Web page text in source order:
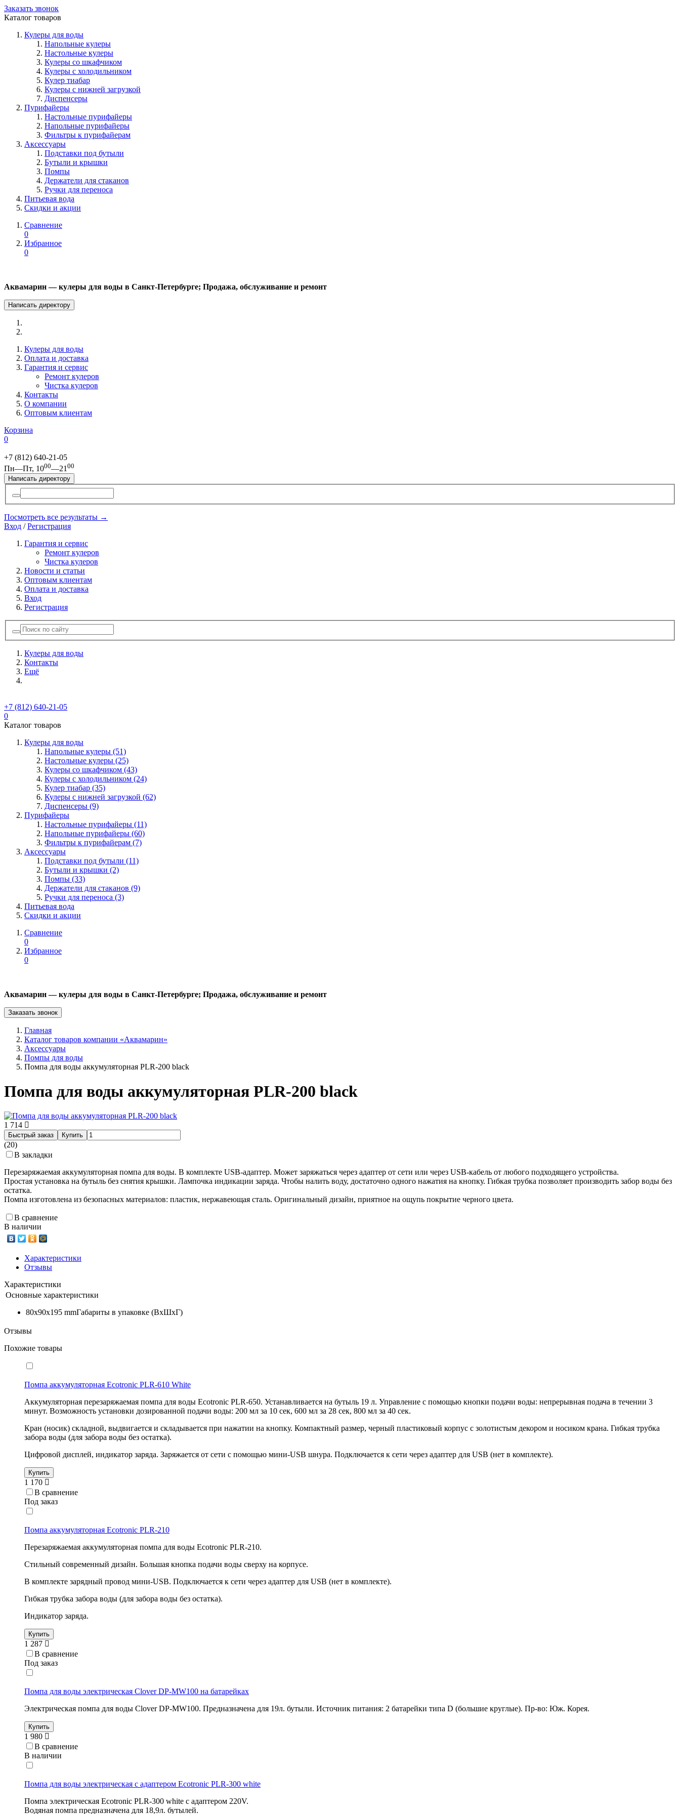
Заказать звонок
Каталог товаров
Кулеры для воды
Напольные кулеры
Настольные кулеры
Кулеры со шкафчиком
Кулеры с холодильником
Кулер тиабар
Кулеры с нижней загрузкой
Диспенсеры
Пурифайеры
Настольные пурифайеры
Напольные пурифайеры
Фильтры к пурифайерам
Аксессуары
Подставки под бутыли
Бутыли и крышки
Помпы
Держатели для стаканов
Ручки для переноса
Питьевая вода
Скидки и акции
Сравнение
0
Избранное
0
Аквамарин — кулеры для воды в Санкт-Петербурге; Продажа, обслуживание и ремонт
Написать директору
Кулеры для воды
Оплата и доставка
Гарантия и сервис
Ремонт кулеров
Чистка кулеров
Контакты
О компании
Оптовым клиентам
Корзина
0
+7 (812) 640-21-05
Пн—Пт, 1000—21 00
Написать директору
Посмотреть все результаты →
Вход /Регистрация
Гарантия и сервис
Ремонт кулеров
Чистка кулеров
Новости и статьи
Оптовым клиентам
Оплата и доставка
Вход
Регистрация
Кулеры для воды
Контакты
Ещё
+7 (812) 640-21-05
0
Каталог товаров
Кулеры для воды
Напольные кулеры (51)
Настольные кулеры (25)
Кулеры со шкафчиком (43)
Кулеры с холодильником (24)
Кулер тиабар (35)
Кулеры с нижней загрузкой (62)
Диспенсеры (9)
Пурифайеры
Настольные пурифайеры (11)
Напольные пурифайеры (60)
Фильтры к пурифайерам (7)
Аксессуары
Подставки под бутыли (11)
Бутыли и крышки (2)
Помпы (33)
Держатели для стаканов (9)
Ручки для переноса (3)
Питьевая вода
Скидки и акции
Сравнение
0
Избранное
0
Аквамарин — кулеры для воды в Санкт-Петербурге; Продажа, обслуживание и ремонт
Заказать звонок
Главная
Каталог товаров компании «Аквамарин»
Аксессуары
Помпы для воды
Помпа для воды аккумуляторная PLR-200 black
Помпа для воды аккумуляторная PLR-200 black
1 714
Быстрый заказ Купить
(20)
В закладки
Перезаряжаемая аккумуляторная помпа для воды. В комплекте USB-адаптер. Может заряжаться через адаптер от сети или через USB-кабель от любого подходящего устройства.
Простая установка на бутыль без снятия крышки. Лампочка индикации заряда. Чтобы налить воду, достаточно одного нажатия на кнопку. Гибкая трубка позволяет производить забор воды без
остатка.
Помпа изготовлена из безопасных материалов: пластик, нержавеющая сталь. Оригинальный дизайн, приятное на ощупь покрытие черного цвета.
В сравнение
В наличии
Характеристики
Отзывы
Характеристики
Основные характеристики
80x90x195 mmГабариты в упаковке (ВxШxГ)
Отзывы
Похожие товары
Помпа аккумуляторная Ecotronic PLR-610 White
Аккумуляторная перезаряжаемая помпа для воды Ecotronic PLR-650. Устанавливается на бутыль 19 л. Управление с помощью кнопки подачи воды: непрерывная подача в течении 3
минут. Возможность установки дозированной подачи воды: 200 мл за 10 сек, 600 мл за 28 сек, 800 мл за 40 сек.
Кран (носик) складной, выдвигается и складывается при нажатии на кнопку. Компактный размер, черный пластиковый корпус с золотистым декором и носиком крана. Гибкая трубка
забора воды (для забора воды без остатка).
Цифровой дисплей, индикатор заряда. Заряжается от сети с помощью мини-USB шнура. Подключается к сети через адаптер для USB (нет в комплекте).
Купить
1 170
В сравнение
Под заказ
Помпа аккумуляторная Ecotronic PLR-210
Перезаряжаемая аккумуляторная помпа для воды Ecotronic PLR-210.
Стильный современный дизайн. Большая кнопка подачи воды сверху на корпусе.
В комплекте зарядный провод мини-USB. Подключается к сети через адаптер для USB (нет в комплекте).
Гибкая трубка забора воды (для забора воды без остатка).
Индикатор заряда.
Купить
1 287
В сравнение
Под заказ
Помпа для воды электрическая Clover DP-MW100 на батарейках
Электрическая помпа для воды Clover DP-MW100. Предназначена для 19л. бутыли. Источник питания: 2 батарейки типа D (большие круглые). Пр-во: Юж. Корея.
Купить
1 980
В сравнение
В наличии
Помпа для воды электрическая с адаптером Ecotronic PLR-300 white
Помпа электрическая Ecotronic PLR-300 white с адаптером 220V.
Водяная помпа предназначена для 18,9л. бутылей.